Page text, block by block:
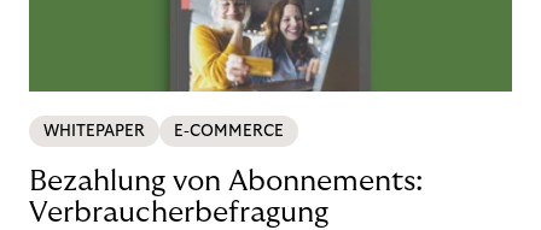
WHITEPAPER E-COMMERCE
Bezahlung von Abonnements:
Verbraucherbefragung